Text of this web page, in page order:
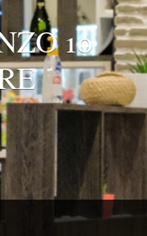
10